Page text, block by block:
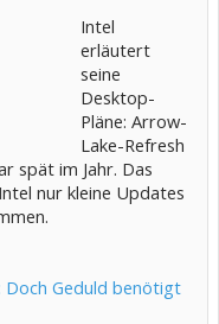
Intel
erläutert
seine
Desktop-
Pläne: Arrow-
Lake-Refresh
spät im Jahr. Das
nur kleine Updates
Geduld benötigt